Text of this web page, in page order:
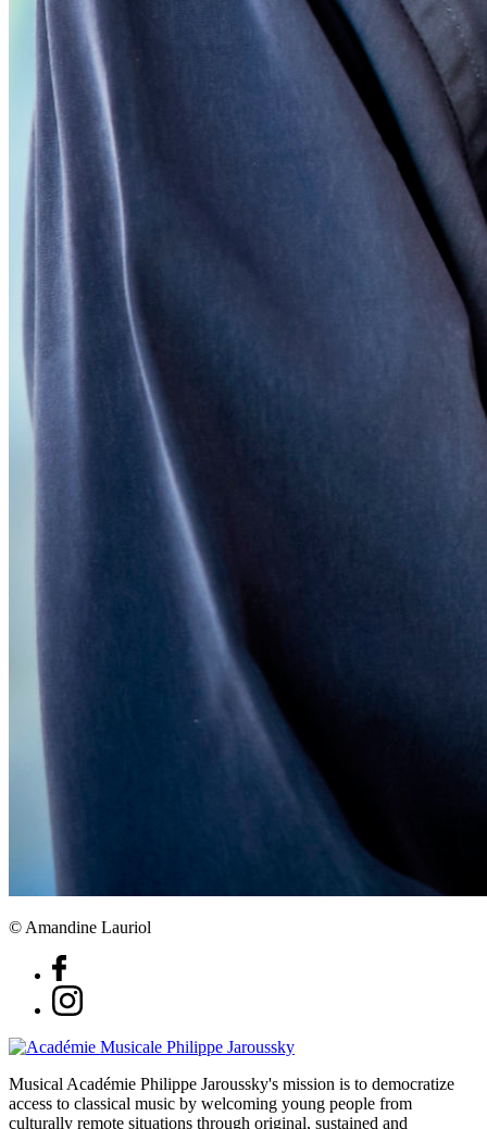
© Amandine Lauriol
Musical Académie Philippe Jaroussky's mission is to democratize
access to classical music by welcoming young people from
culturally remote situations through original, sustained and